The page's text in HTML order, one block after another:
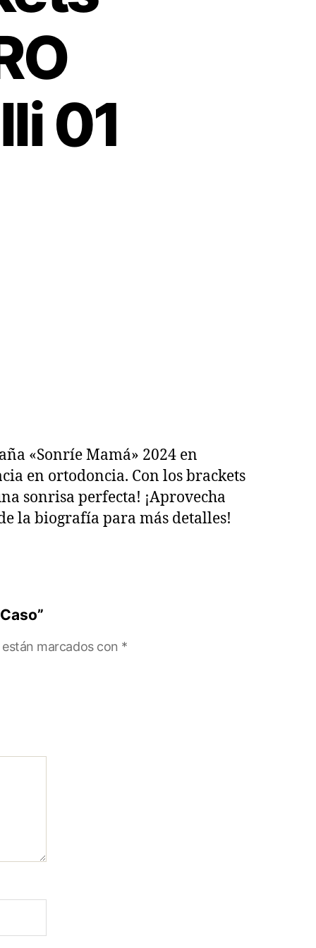
01
«Sonríe Mamá» 2024 en
en ortodoncia. Con los brackets
sonrisa perfecta! ¡Aprovecha
la biografía para más detalles!
marcados con *